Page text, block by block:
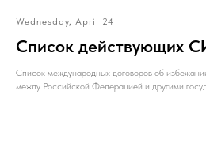
Wednesday, April 24
Список действующих
Список международных договоров об
между Российской Федерацией и другими